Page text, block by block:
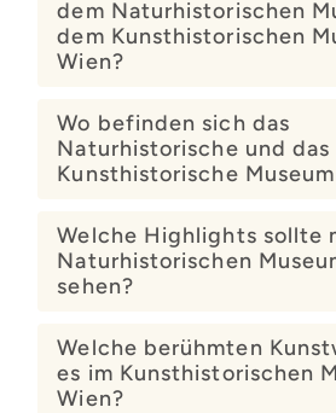
dem Naturhistorischen
dem Kunsthistorischen
Wien?
Wo befinden sich das
Naturhistorische und das
Kunsthistorische
Welche Highlights sollte
Naturhistorischen
sehen?
Welche berühmten
es im Kunsthistorischen
Wien?